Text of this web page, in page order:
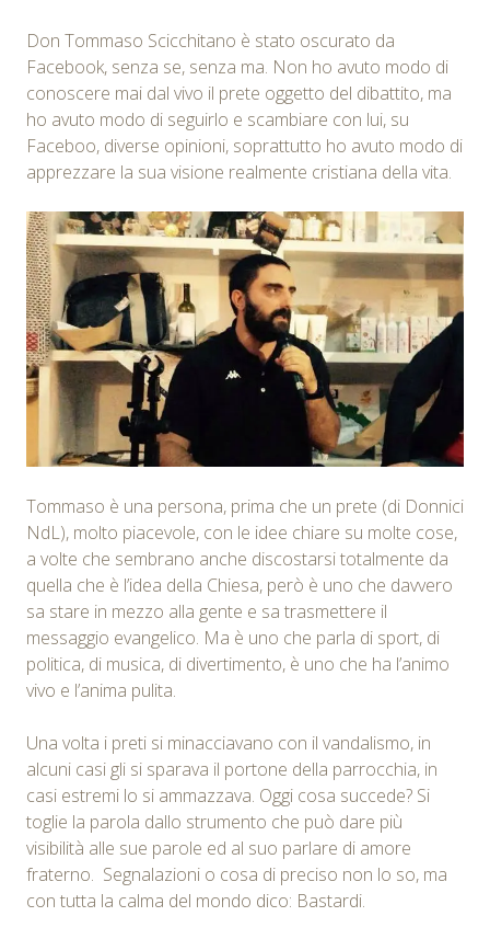
Don Tommaso Scicchitano è stato oscurato da
Facebook, senza se, senza ma. Non ho avuto modo di
conoscere mai dal vivo il prete oggetto del dibattito, ma
ho avuto modo di seguirlo e scambiare con lui, su
Faceboo, diverse opinioni, soprattutto ho avuto modo di
apprezzare la sua visione realmente cristiana della vita.
Tommaso è una persona, prima che un prete (di Donnici
NdL), molto piacevole, con le idee chiare su molte cose,
a volte che sembrano anche discostarsi totalmente da
quella che è l’idea della Chiesa, però è uno che davvero
sa stare in mezzo alla gente e sa trasmettere il
messaggio evangelico. Ma è uno che parla di sport, di
politica, di musica, di divertimento, è uno che ha l’animo
vivo e l’anima pulita.
Una volta i preti si minacciavano con il vandalismo, in
alcuni casi gli si sparava il portone della parrocchia, in
casi estremi lo si ammazzava. Oggi cosa succede? Si
toglie la parola dallo strumento che può dare più
visibilità alle sue parole ed al suo parlare di amore
fraterno. Segnalazioni o cosa di preciso non lo so, ma
con tutta la calma del mondo dico: Bastardi.